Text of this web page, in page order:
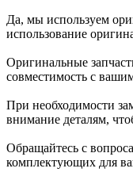
Да, мы используем
использование
Оригинальные
совместимость с
При необходимости
внимание деталям,
Обращайтесь с
комплектующих для